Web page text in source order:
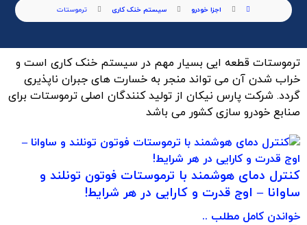
اجزا خودرو سیستم خنک کاری ترموستات
ترموستات قطعه ایی بسیار مهم در سیستم خنک کاری است و
خراب شدن آن می تواند منجر به خسارت های جبران ناپذیری
گردد. شرکت پارس نیکان از تولید کنندگان اصلی ترموستات برای
صنابع خودرو سازی کشور می باشد
کنترل دمای هوشمند با ترموستات فوتون تونلند و
ساوانا – اوج قدرت و کارایی در هر شرایط!
خواندن کامل مطلب ..